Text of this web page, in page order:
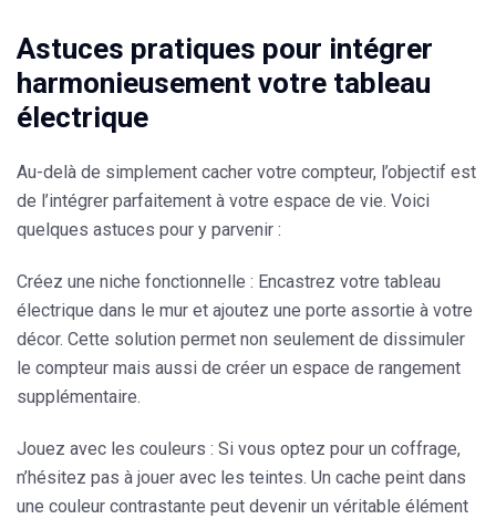
Astuces pratiques pour intégrer
harmonieusement votre tableau
électrique
Au-delà de simplement cacher votre compteur, l’objectif est
de l’intégrer parfaitement à votre espace de vie. Voici
quelques astuces pour y parvenir :
Créez une niche fonctionnelle : Encastrez votre tableau
électrique dans le mur et ajoutez une porte assortie à votre
décor. Cette solution permet non seulement de dissimuler
le compteur mais aussi de créer un espace de rangement
supplémentaire.
Jouez avec les couleurs : Si vous optez pour un coffrage,
n’hésitez pas à jouer avec les teintes. Un cache peint dans
une couleur contrastante peut devenir un véritable élément